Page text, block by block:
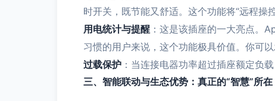
时开关，既节能又舒适。这个功能将“远程操
用电统计与提醒 ：这是该插座的一大亮点。
习惯的用户来说，这个功能极具价值。你可
过载保护 ：当连接电器功率超过插座额定负
三、智能联动与生态优势：真正的“智慧”所在